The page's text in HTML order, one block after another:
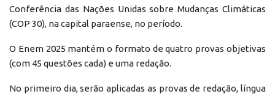
Conferência das Nações Unidas sobre Mudanças Climáticas
(COP 30), na capital paraense, no período.
O Enem 2025 mantém o formato de quatro provas objetivas
(com 45 questões cada) e uma redação.
No primeiro dia, serão aplicadas as provas de redação, língua